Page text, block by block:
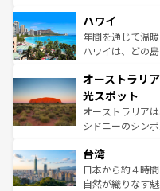
着のスイス情報は
のような巨大都
ンメントが詰ま
西部には大自然
部のニューオー
文化が魅力。旅
しみながら、そ
るだろう。車で
情報は
ハワイ
年間を通じて温
ハワイは、どの
ワイ島は見逃せ
島だが、静かな
おすすめ。エメ
文化や歴史が息
人々、おいしい
ク、伝統的なフ
っている。訪れ
オーストラリ
光スポット
オーストラリア
シドニーのシン
リアリーフや大
ク）、タスマニ
ど、見どころが
台湾
日本から約４時
自然が織りなす